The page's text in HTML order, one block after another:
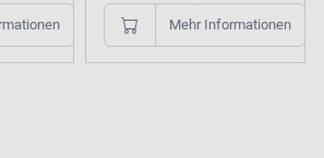
Mehr Informationen